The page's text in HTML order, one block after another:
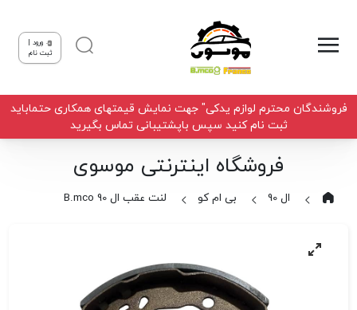
ورود |
ثبت نام
فروشندگان محترم لوازم یدکی" جهت نمایش قیمتهای همکاری حتماباید
ثبت نام کنید سپس باپشتیبانی تماس بگیرید
فروشگاه اینترنتی موسوی
ال 90 بی ام کو لنت عقب ال 90 B.mco